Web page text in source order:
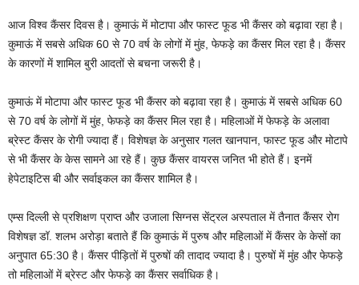
आज विश्व कैंसर दिवस है। कुमाऊं में मोटापा और फास्ट फूड भी कैंसर को बढ़ावा रहा है।
कुमाऊं में सबसे अधिक 60 से 70 वर्ष के लोगों में मुंह, फेफड़े का कैंसर मिल रहा है। कैंसर
के कारणों में शामिल बुरी आदतों से बचना जरूरी है।
कुमाऊं में मोटापा और फास्ट फूड भी कैंसर को बढ़ावा रहा है। कुमाऊं में सबसे अधिक 60
से 70 वर्ष के लोगों में मुंह, फेफड़े का कैंसर मिल रहा है। महिलाओं में फेफड़े के अलावा
ब्रेस्ट कैंसर के रोगी ज्यादा हैं। विशेषज्ञ के अनुसार गलत खानपान, फास्ट फूड और मोटापे
से भी कैंसर के केस सामने आ रहे हैं। कुछ कैंसर वायरस जनित भी होते हैं। इनमें
हेपेटाइटिस बी और सर्वाइकल का कैंसर शामिल है।
एम्स दिल्ली से प्रशिक्षण प्राप्त और उजाला सिग्नस सेंट्रल अस्पताल में तैनात कैंसर रोग
विशेषज्ञ डॉ. शलभ अरोड़ा बताते हैं कि कुमाऊं में पुरुष और महिलाओं में कैंसर के केसों का
अनुपात 65:30 है। कैंसर पीड़ितों में पुरुषों की तादाद ज्यादा है। पुरुषों में मुंह और फेफड़े
तो महिलाओं में ब्रेस्ट और फेफड़े का कैंसर सर्वाधिक है।